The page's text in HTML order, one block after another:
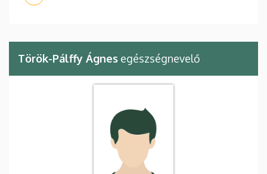
Török-Pálffy Ágnes egészségnevelő